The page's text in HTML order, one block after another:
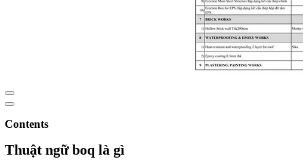
Contents
Thuật ngữ boq là gì